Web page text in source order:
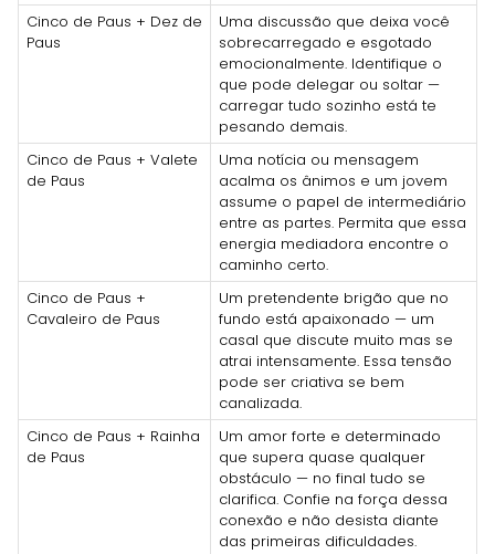
Cinco de Paus + Dez de
Paus
Uma discussão que deixa você
sobrecarregado e esgotado
emocionalmente. Identifique o
que pode delegar ou soltar —
carregar tudo sozinho está te
pesando demais.
Cinco de Paus + Valete
de Paus
Uma notícia ou mensagem
acalma os ânimos e um jovem
assume o papel de intermediário
entre as partes. Permita que essa
energia mediadora encontre o
caminho certo.
Cinco de Paus +
Cavaleiro de Paus
Um pretendente brigão que no
fundo está apaixonado — um
casal que discute muito mas se
atrai intensamente. Essa tensão
pode ser criativa se bem
canalizada.
Cinco de Paus + Rainha
de Paus
Um amor forte e determinado
que supera quase qualquer
obstáculo — no final tudo se
clarifica. Confie na força dessa
conexão e não desista diante
das primeiras dificuldades.